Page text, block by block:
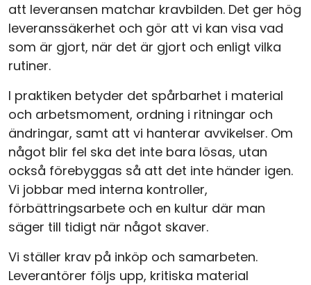
att leveransen matchar kravbilden. Det ger hög
leveranssäkerhet och gör att vi kan visa vad
som är gjort, när det är gjort och enligt vilka
rutiner.
I praktiken betyder det spårbarhet i material
och arbetsmoment, ordning i ritningar och
ändringar, samt att vi hanterar avvikelser. Om
något blir fel ska det inte bara lösas, utan
också förebyggas så att det inte händer igen.
Vi jobbar med interna kontroller,
förbättringsarbete och en kultur där man
säger till tidigt när något skaver.
Vi ställer krav på inköp och samarbeten.
Leverantörer följs upp, kritiska material